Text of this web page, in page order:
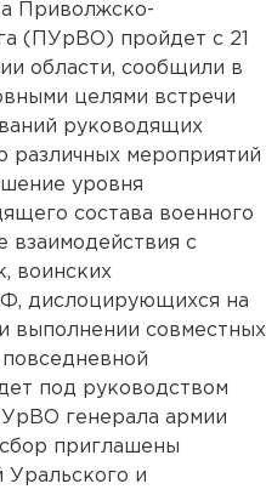
Приволжско-
(ПУрВО) пройдет с 21
области, сообщили в
целями встречи
руководящих
различных мероприятий
уровня
состава военного
взаимодействия с
воинских
дислоцирующихся на
выполнении совместных
под руководством
генерала армии
приглашены
Уральского и